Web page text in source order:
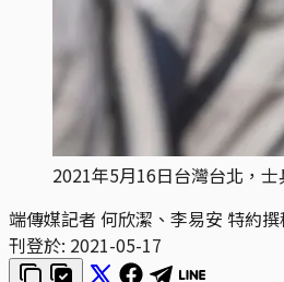
2021年5月16日台灣台北，
端傳媒記者 何欣潔、李易安 特約
刊登於: 2021-05-17